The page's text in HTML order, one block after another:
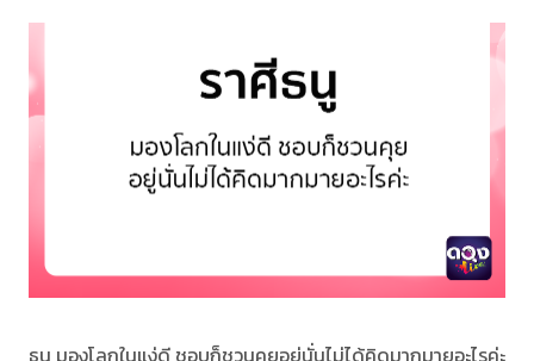
ธนู มองโลกในแง่ดี ชอบก็ชวนคุยอยู่นั่นไม่ได้คิดมากมายอะไรค่ะ